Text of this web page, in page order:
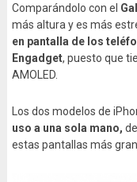
Comparándolo con el
más altura y es más
en pantalla de los
Engadget, puesto que
AMOLED.
Los dos modelos de
uso a una sola mano,
estas pantallas más